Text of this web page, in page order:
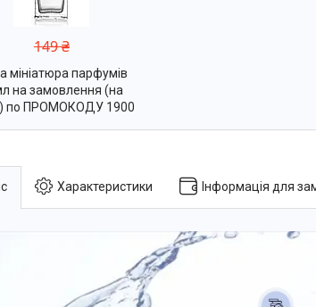
149 ₴
мініатюра парфумів
на замовлення (на
по ПРОМОКОДУ 1900
Характеристики Інформація для